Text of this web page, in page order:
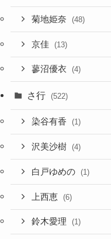
菊地姫奈 (48)
京佳 (13)
蓼沼優衣 (4)
さ行 (522)
染谷有香 (1)
沢美沙樹 (4)
白戸ゆめの (1)
上西恵 (6)
鈴木愛理 (1)